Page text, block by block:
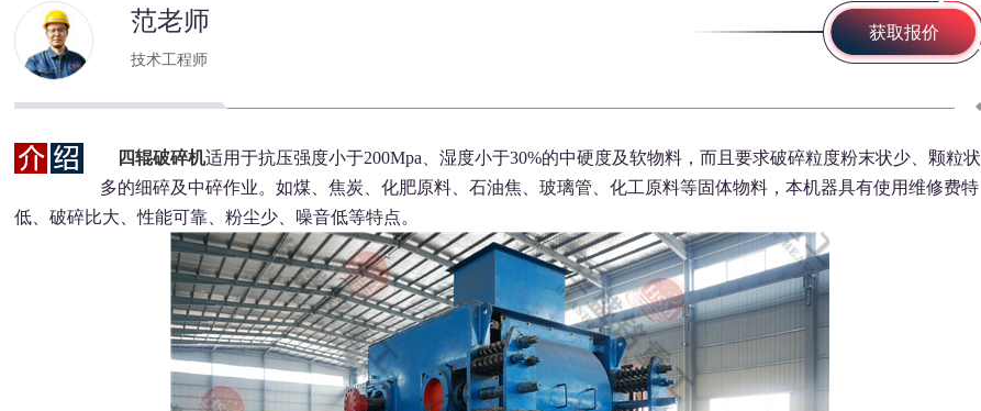
范老师
技术工程师
获取报价
四辊破碎机适用于抗压强度小于200Mpa、湿度小于30%的中硬度及软物料，而且要求破碎粒度粉末状少、颗粒状
多的细碎及中碎作业。如煤、焦炭、化肥原料、石油焦、玻璃管、化工原料等固体物料，本机器具有使用维修费特
低、破碎比大、性能可靠、粉尘少、噪音低等特点。